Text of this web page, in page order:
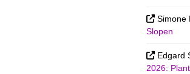
Simone
Slopen
Edgard
2026: